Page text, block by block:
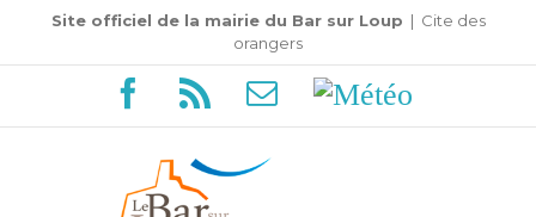
Passer
au
Site officiel de la mairie du Bar sur Loup | Cite des
orangers
Facebook
Rss EmailMétéo